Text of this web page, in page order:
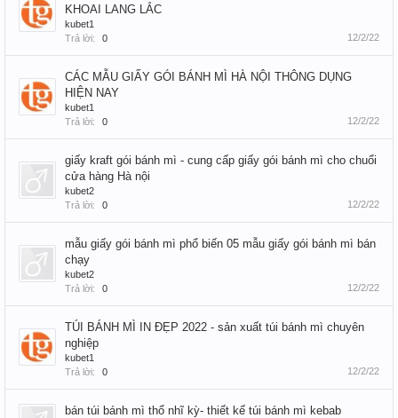
KHOAI LANG LẮC
kubet1
Trả lời:
0 12/2/22
CÁC MẪU GIẤY GÓI BÁNH MÌ HÀ NỘI THÔNG DỤNG
HIỆN NAY
kubet1
Trả lời:
0 12/2/22
giấy kraft gói bánh mì - cung cấp giấy gói bánh mì cho chuổi
cửa hàng Hà nội
kubet2
Trả lời:
0 12/2/22
mẫu giấy gói bánh mì phổ biến 05 mẫu giấy gói bánh mì bán
chạy
kubet2
Trả lời:
0 12/2/22
TÚI BÁNH MÌ IN ĐẸP 2022 - sản xuất túi bánh mì chuyên
nghiệp
kubet1
Trả lời:
0 12/2/22
bán túi bánh mì thổ nhĩ kỳ- thiết kế túi bánh mì kebab